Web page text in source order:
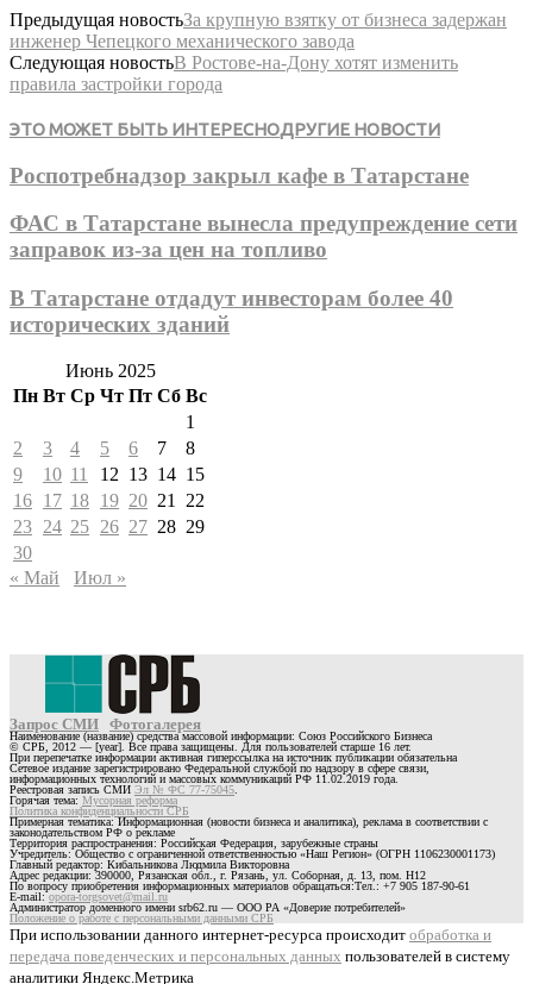
Предыдущая новостьЗа крупную взятку от бизнеса задержан
инженер Чепецкого механического завода
Следующая новостьВ Ростове-на-Дону хотят изменить
правила застройки города
ЭТО МОЖЕТ БЫТЬ ИНТЕРЕСНОДРУГИЕ НОВОСТИ
Роспотребнадзор закрыл кафе в Татарстане
ФАС в Татарстане вынесла предупреждение сети
заправок из-за цен на топливо
В Татарстане отдадут инвесторам более 40
исторических зданий
Июнь 2025
Пн Вт Ср Чт Пт Сб Вс
1
2
3 4 5 6 7
8
9
10 11 12 13 14 15
16 17 18 19 20 21
22
23 24 25 26 27 28 29
30
« Май
Июл »
Запрос СМИ Фотогалерея
Наименование (название) средства массовой информации: Союз Российского Бизнеса
© СРБ, 2012 — [year]. Все права защищены. Для пользователей старше 16 лет.
При перепечатке информации активная гиперссылка на источник публикации обязательна
Сетевое издание зарегистрировано Федеральной службой по надзору в сфере связи,
информационных технологий и массовых коммуникаций РФ 11.02.2019 года.
Реестровая запись СМИ Эл № ФС 77-75045
Горячая тема: Мусорная реформа
Политика конфиденциальности СРБ
Примерная тематика: Информационная (новости бизнеса и аналитика), реклама в соответствии с
законодательством РФ о рекламе
Территория распространения: Российская Федерация, зарубежные страны
Учредитель: Общество с ограниченной ответственностью «Наш Регион» (ОГРН 1106230001173)
Главный редактор: Кибальникова Людмила Викторовна
Адрес редакции: 390000, Рязанская обл., г. Рязань, ул. Соборная, д. 13, пом. Н12
По вопросу приобретения информационных материалов обращаться:Тел.: +7 905 187-90-61
E-mail:opora-torgsovet@mail.ru
Администратор доменного имени srb62.ru — ООО РА «Доверие потребителей»
Положение о работе с персональными данными СРБ
При использовании данного интернет-ресурса происходит обработка и
передача поведенческих и персональных данных пользователей в систему
аналитики Яндекс.Метрика